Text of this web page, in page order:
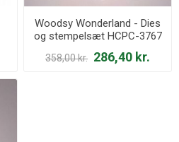
Woodsy Wonderland - Dies
og stempelsæt HCPC-3767
358,00 kr. 286,40 kr.